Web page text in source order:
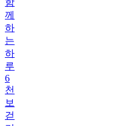
하
는
하
루
6
천
보
걷
기
챌